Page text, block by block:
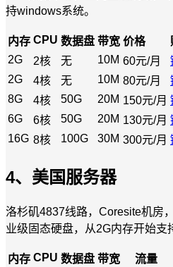
持windows系统。
内存 CPU 数据盘 带宽 价格
2G
2核 无 10M 60元/月
2G
4核 无 10M 80元/月
8G
4核 50G 20M 150元/月
6G
6核 50G 20M 130元/月
16G 8核 100G 30M 300元/月
4、美国服务器
洛杉矶4837线路，Coresite机房
业级固态硬盘，从2G内存开始支
内存 CPU 数据盘 带宽 流量